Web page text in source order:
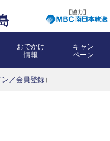
おでかけ
情報
キャン
ペーン
ン／会員登録）